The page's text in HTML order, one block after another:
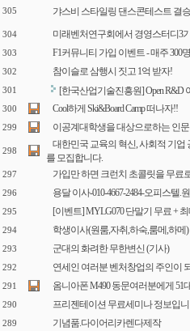
305 갸스비 스타일링 댄스콘테스트 결
304 미래벤처연구회에서 경영스터디3
303 F1커뮤니티 가입 이벤트 - 매주 300
302 참이슬로 삼행시 짓고 1억 받자!
301 [한국산업기술진흥원] Open R&D
300 Cool하게 Ski&Board Camp 떠나자!!
299 이공계대학생을 대상으로하는 인
298
대한민국 교육의 혁신, 사회적 기업
를 모집합니다.
297 가입만 하면 크런치 초콜릿을 무료
296 용달 이사-010-4667-2484-오피스텔.
295 [이벤트] MYLG070 단말기 무료 +
294 학생이사(원룸,자취,하숙,룸메,하메)
293 군대의 화려한 무한변신 (기사)
292 연세인 여러분 벤처창업의 주인이
291 옴니아폰 M490 동문여러분에게 51
290 프리젠테이션 무료세미나 정보입
289 기념품.다이어리카렌다제작